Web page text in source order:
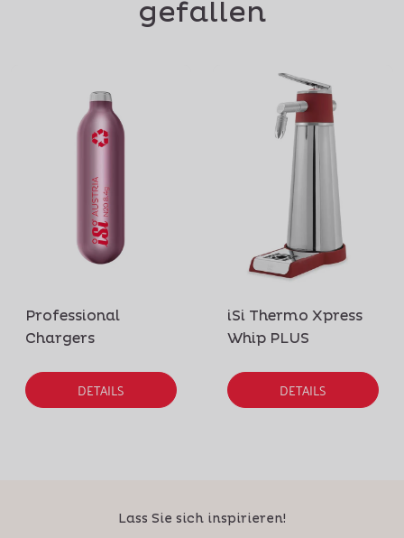
gefallen
Professional
Chargers
DETAILS
iSi Thermo Xpress
Whip PLUS
DETAILS
Lass Sie sich inspirieren!